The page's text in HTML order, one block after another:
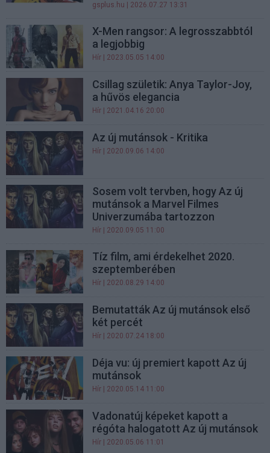
gsplus.hu | 2026.07.27 13:31
X-Men rangsor: A legrosszabbtól
a legjobbig
Hír | 2023.05.05 14:00
Csillag születik: Anya Taylor-Joy,
a hűvös elegancia
Hír | 2021.04.16 20:00
Az új mutánsok - Kritika
Hír | 2020.09.06 14:00
Sosem volt tervben, hogy Az új
mutánsok a Marvel Filmes
Univerzumába tartozzon
Hír | 2020.09.05 11:00
Tíz film, ami érdekelhet 2020.
szeptemberében
Hír | 2020.08.29 14:00
Bemutatták Az új mutánsok első
két percét
Hír | 2020.07.24 18:00
Déja vu: új premiert kapott Az új
mutánsok
Hír | 2020.05.14 11:00
Vadonatúj képeket kapott a
régóta halogatott Az új mutánsok
Hír | 2020.05.06 11:01